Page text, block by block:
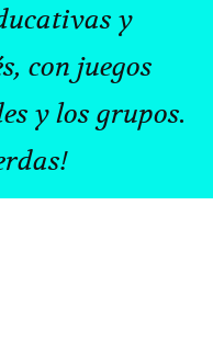
y
con juegos
y los grupos.